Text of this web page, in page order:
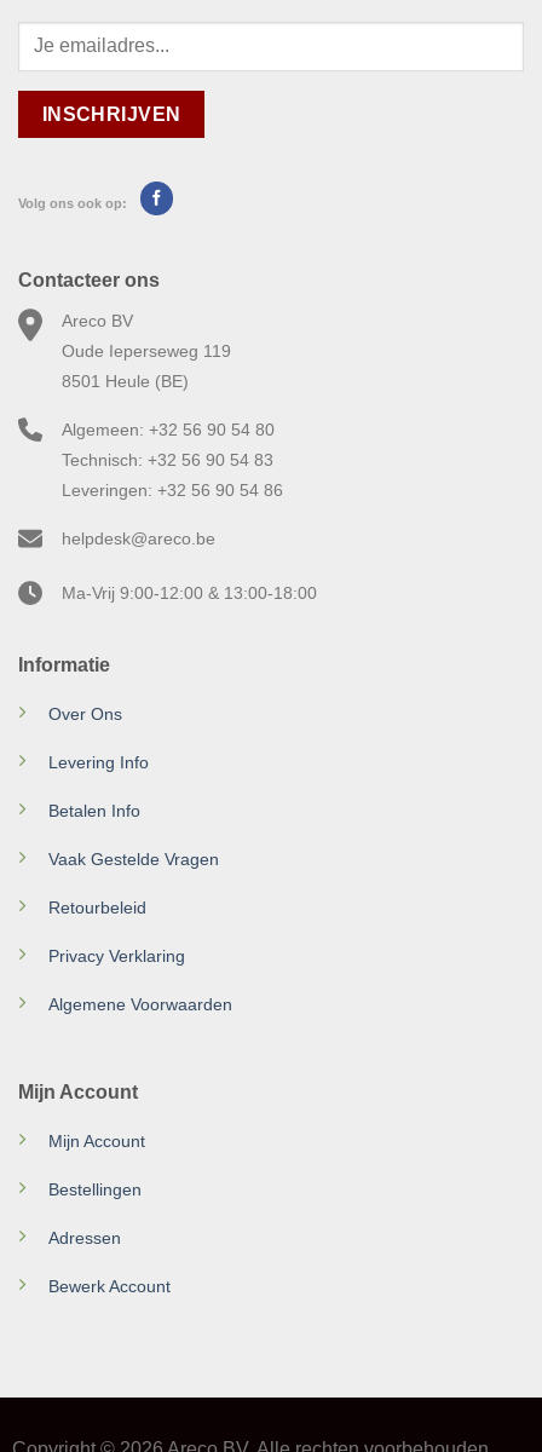
Volg ons ook op:
Informatie
Over Ons
Levering Info
Betalen Info
Vaak Gestelde Vragen
Retourbeleid
Privacy Verklaring
Algemene Voorwaarden
Mijn Account
Mijn Account
Bestellingen
Adressen
Bewerk Account
Contacteer ons
Areco BV
Oude Ieperseweg 119
8501 Heule (BE)
Algemeen: +32 56 90 54 80
Technisch: +32 56 90 54 83
Leveringen: +32 56 90 54 86
helpdesk@areco.be
Ma-Vrij 9:00-12:00 & 13:00-18:00